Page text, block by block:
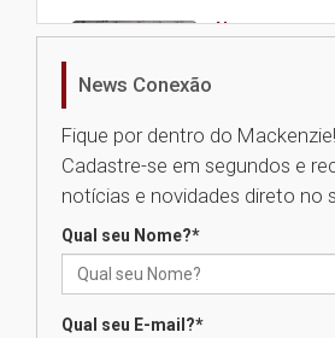
Nova
Universidade
realizará nova
News Conexão
Fique por dentro do Mackenzie!
Cadastre-se em segundos e
notícias e novidades direto no
Qual seu Nome?*
Qual seu E-mail?*